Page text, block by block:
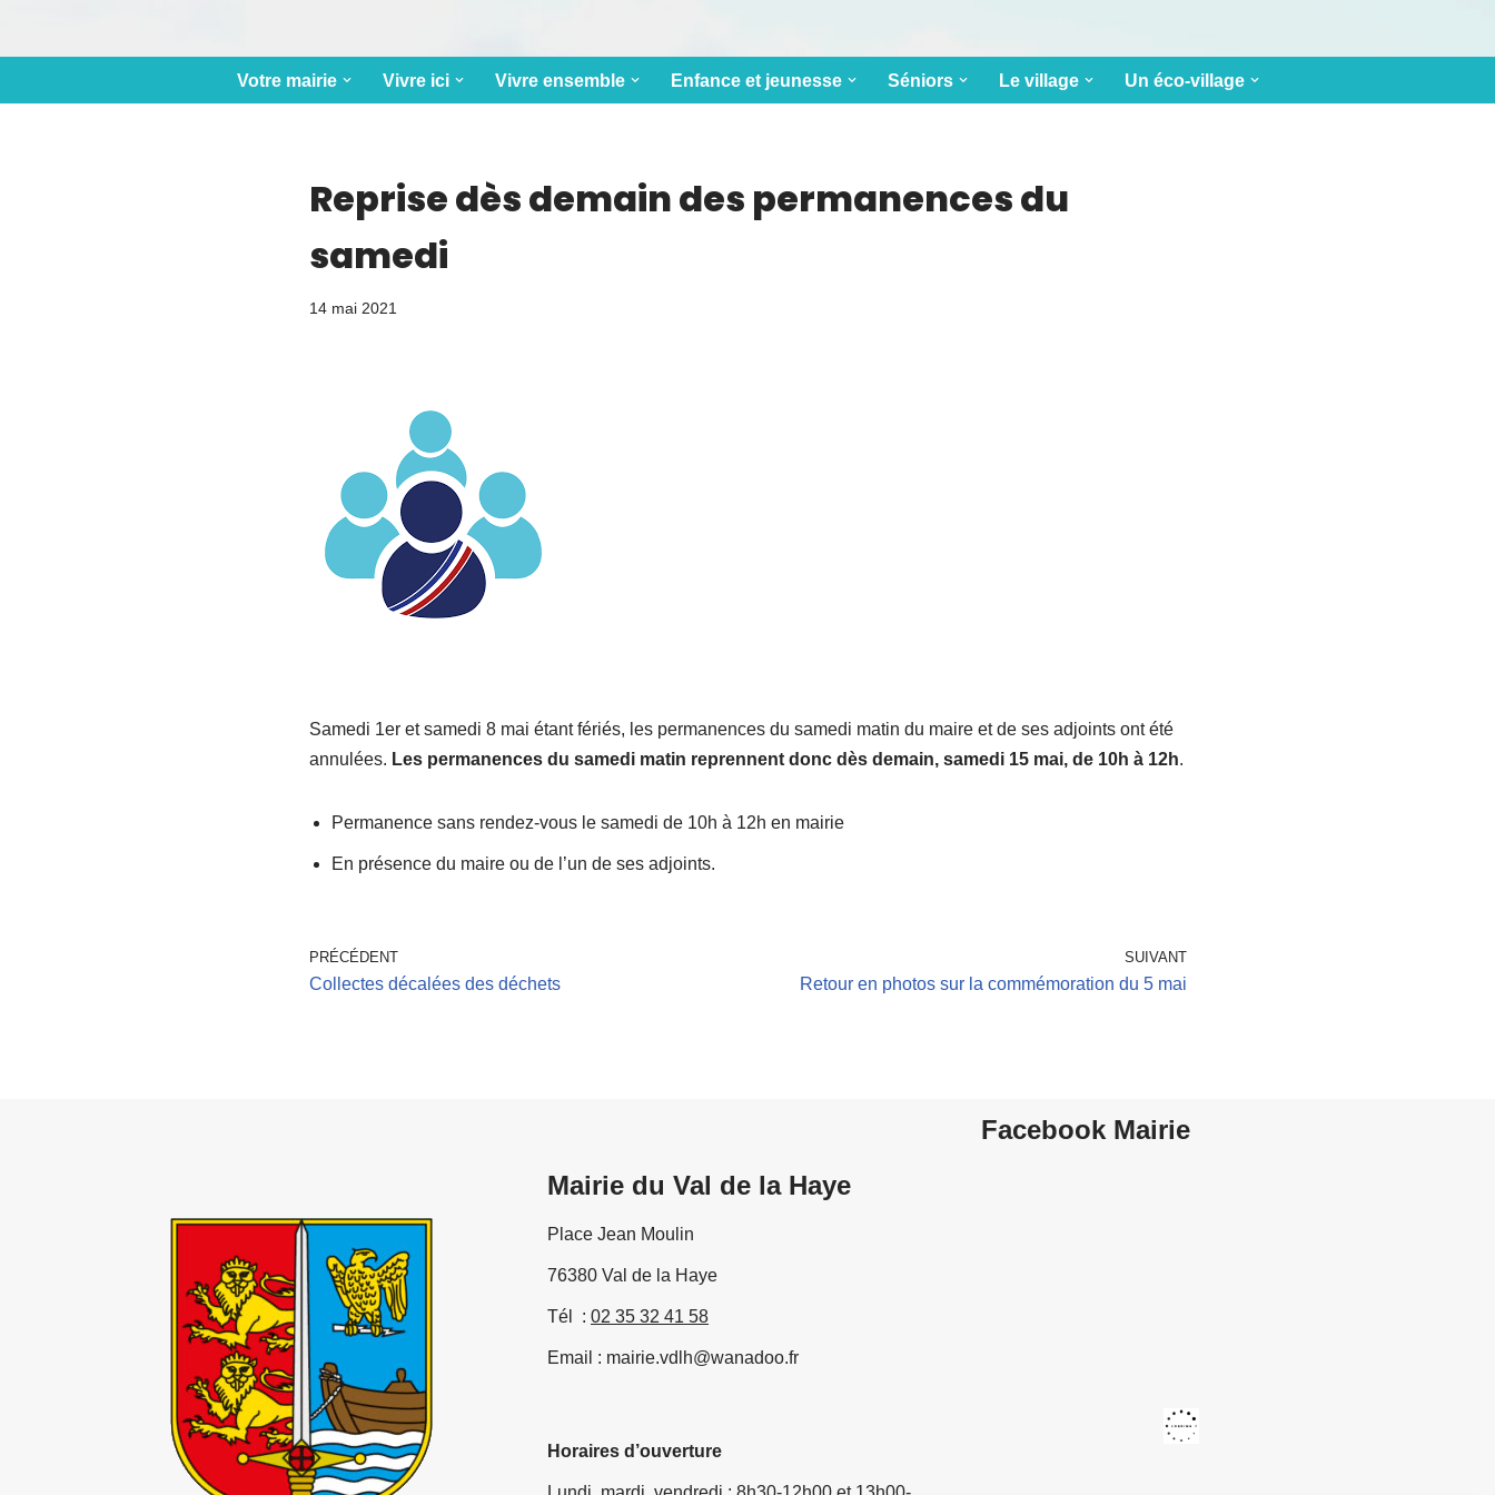
Votre mairie Vivre ici Vivre ensemble Enfance et jeunesse Séniors Le village Un éco-village
Reprise dès demain des permanences du
samedi
14 mai 2021
Samedi 1er et samedi 8 mai étant fériés, les permanences du samedi matin du maire et de ses adjoints ont été
annulées. Les permanences du samedi matin reprennent donc dès demain, samedi 15 mai, de 10h à 12h.
Permanence sans rendez-vous le samedi de 10h à 12h en mairie
En présence du maire ou de l’un de ses adjoints.
PRÉCÉDENT
Collectes décalées des déchets
SUIVANT
Retour en photos sur la commémoration du 5 mai
Mairie du Val de la Haye
Place Jean Moulin
76380 Val de la Haye
Tél : 02 35 32 41 58
Email : mairie.vdlh@wanadoo.fr
Horaires d’ouverture
Facebook Mairie